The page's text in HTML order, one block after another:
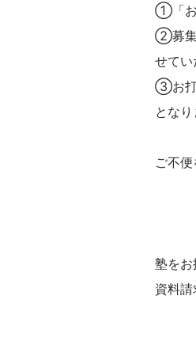
①「お
②募集
せてい
③お打
となり
ご不
塾をお
資料